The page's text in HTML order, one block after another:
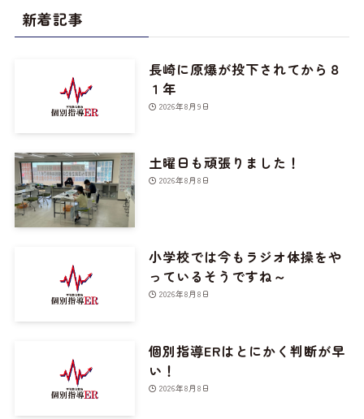
新着記事
長崎に原爆が投下されてから８
１年
2026年8月9日
土曜日も頑張りました！
2026年8月8日
小学校では今もラジオ体操をや
っているそうですね～
2026年8月8日
個別指導ERはとにかく判断が早
い！
2026年8月8日